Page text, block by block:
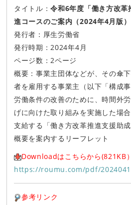
タイトル：令和6年度 「働き方改
進コースのご案内（2024年4月版）
発行者：厚生労働省
発行時期：2024年4月
ページ数：2ページ
概要：事業主団体などが、その傘
者を雇用する事業主（以下「構成
労働条件の改善のために、時間外
げに向けた取り組みを実施した場
支給する「働き方改革推進支援助
概要を案内するリーフレット
Downloadはこちらから(821KB）
https://roumu.com/pdf/
参考リンク